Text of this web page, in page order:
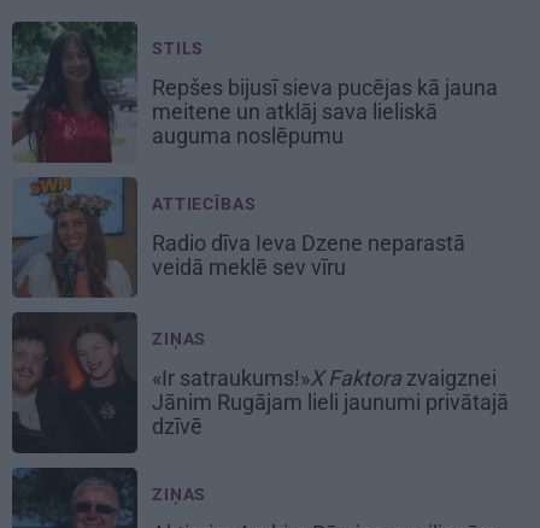
STILS
Repšes bijusī sieva pucējas kā jauna
meitene un atklāj sava lieliskā
auguma noslēpumu
ATTIECĪBAS
Radio dīva Ieva Dzene neparastā
veidā meklē sev vīru
ZIŅAS
«Ir satraukums!»X Faktora zvaigznei
Jānim Rugājam lieli jaunumi privātajā
dzīvē
ZIŅAS